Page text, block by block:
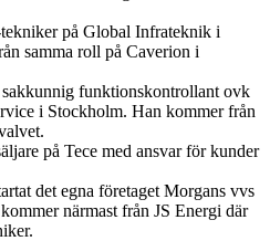
på Global Infrateknik i
samma roll på Caverion i
funktionskontrollant ovk
i Stockholm. Han kommer från
på Tece med ansvar för kunder
det egna företaget Morgans vvs
närmast från JS Energi där